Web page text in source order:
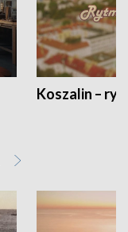
Koszalin –